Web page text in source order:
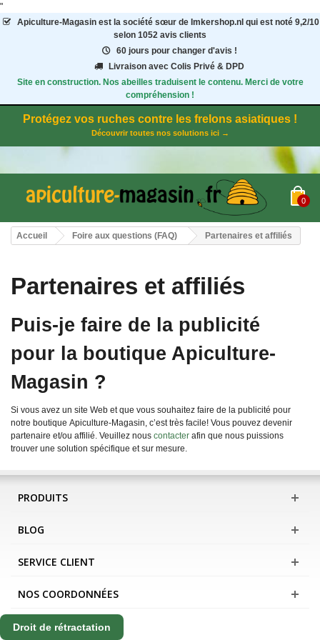
"
Apiculture-Magasinest la société sœur de Imkershop.nl qui est noté 9,2/10
selon 1052 avis clients
60 jours pour changer d'avis !
Livraison avec Colis Privé & DPD
Site en construction. Nos abeilles traduisent le contenu. Merci de votre
compréhension !
Protégez vos ruches contre les frelons asiatiques !
Découvrir toutes nos solutions ici →
0
Accueil Foire aux questions (FAQ) Partenaires et affiliés
Partenaires et affiliés
Puis-je faire de la publicité
pour la boutique Apiculture-
Magasin ?
Si vous avez un site Web et que vous souhaitez faire de la publicité pour
notre boutique Apiculture-Magasin, c’est très facile! Vous pouvez devenir
partenaire et/ou affilié. Veuillez nous contacter afin que nous puissions
trouver une solution spécifique et sur mesure.
PRODUITS
BLOG
SERVICE CLIENT
NOS COORDONNÉES
Droit de rétractation